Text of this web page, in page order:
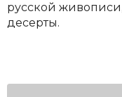
русской
десерты.